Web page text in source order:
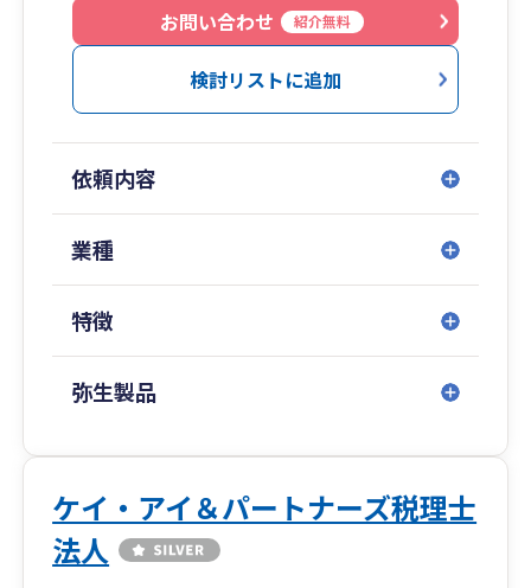
当社は毎月の顧問料を一切頂いておりません。年
に一回、申告の際に料金を請求しています。
その代わり、毎月の訪問はしていません。
訪問はしませんが、普段の相談はいつでもライン
ことが可能です。
一度会わないと不安な方は、ご連絡のうえ、当社
までお越しください。
でご安心ください。
京都やその周辺の方のほか、全国どこからでも対
応可能です。
お問い合わせ
紹介無料
検討リストに追加
依頼内容
業種
特徴
弥生製品
ケイ・アイ＆パートナーズ税理士
法人